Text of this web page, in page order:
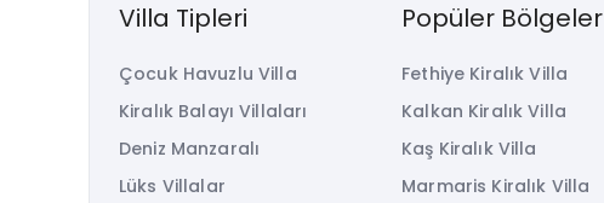
Villa Tipleri
Çocuk Havuzlu Villa
Kiralık Balayı Villaları
Deniz Manzaralı
Lüks Villalar
Popüler Bölgeler
Fethiye Kiralık Villa
Kalkan Kiralık Villa
Kaş Kiralık Villa
Marmaris Kiralık Villa